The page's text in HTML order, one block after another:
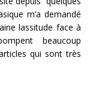
m’a demandé
lassitude face à
beaucoup
qui sont très